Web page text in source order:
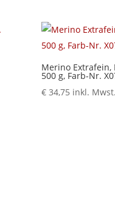
Merino Extrafein,
500 g, Farb-Nr.
€34,75 inkl. Mwst.